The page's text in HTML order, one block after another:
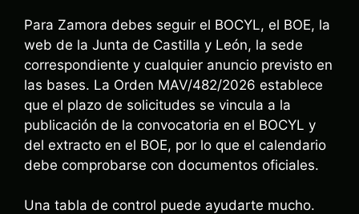
Para Zamora debes seguir el BOCYL, el BOE, la
web de la Junta de Castilla y León, la sede
correspondiente y cualquier anuncio previsto en
las bases. La Orden MAV/482/2026 establece
que el plazo de solicitudes se vincula a la
publicación de la convocatoria en el BOCYL y
del extracto en el BOE, por lo que el calendario
debe comprobarse con documentos oficiales.
Una tabla de control puede ayudarte mucho.